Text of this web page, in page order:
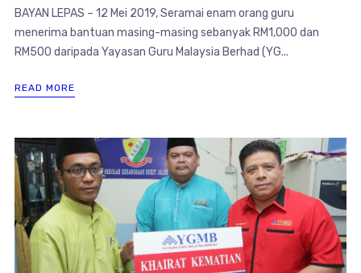
BAYAN LEPAS – 12 Mei 2019, Seramai enam orang guru
menerima bantuan masing-masing sebanyak RM1,000 dan
RM500 daripada Yayasan Guru Malaysia Berhad (YG...
READ MORE